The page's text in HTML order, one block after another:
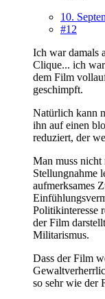
10.
#12
Ich war damals
Clique... ich
dem Film
geschimpft.
Natürlich kann
ihn auf einen
reduziert, der
Man muss nicht
Stellungnahme
aufmerksames
Politikinteresse
der Film
Militarismus.
Dass der Film
so sehr wie der